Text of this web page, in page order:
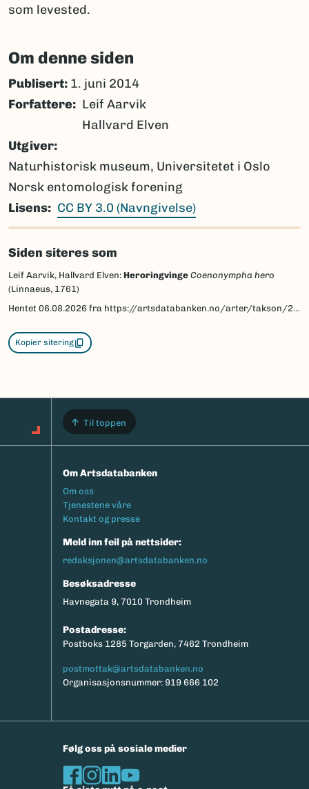
som levested.
Om denne siden
Publisert: 1. juni 2014
Forfattere
Leif Aarvik
Hallvard Elven
Utgiver
Naturhistorisk museum, Universitetet i Oslo
Norsk entomologisk forening
Lisens
CC BY 3.0 (Navngivelse)
Siden siteres som
Leif Aarvik, Hallvard Elven: Heroringvinge Coenonympha hero
(Linnaeus, 1761)
Hentet 06.08.2026 fra https://artsdatabanken.no/arter/takson/29876/beskrivelse
Kopier sitering
Til toppen
Om Artsdatabanken
Footermeny
Om oss
Tjenestene våre
Kontakt og presse
Meld inn feil på nettsider:
redaksjonen@artsdatabanken.no
Besøksadresse
Havnegata 9, 7010 Trondheim
Postadresse:
Postboks 1285 Torgarden, 7462 Trondheim
postmottak@artsdatabanken.no
Organisasjonsnummer: 919 666 102
Følg oss på sosiale medier